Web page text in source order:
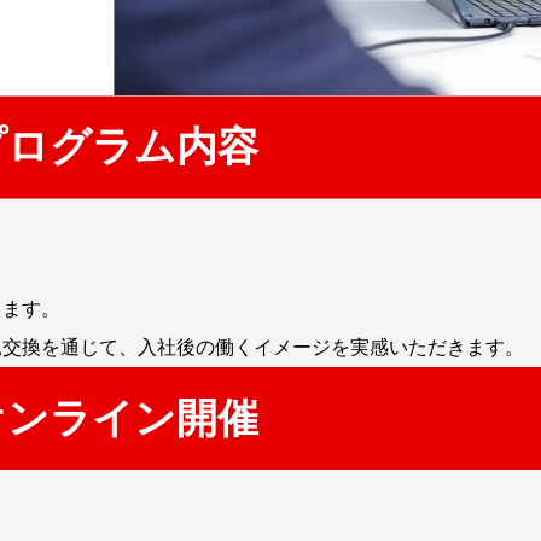
グラム内容
す。
換を通じて、入社後の働くイメージを実感いただきます。
ライン開催